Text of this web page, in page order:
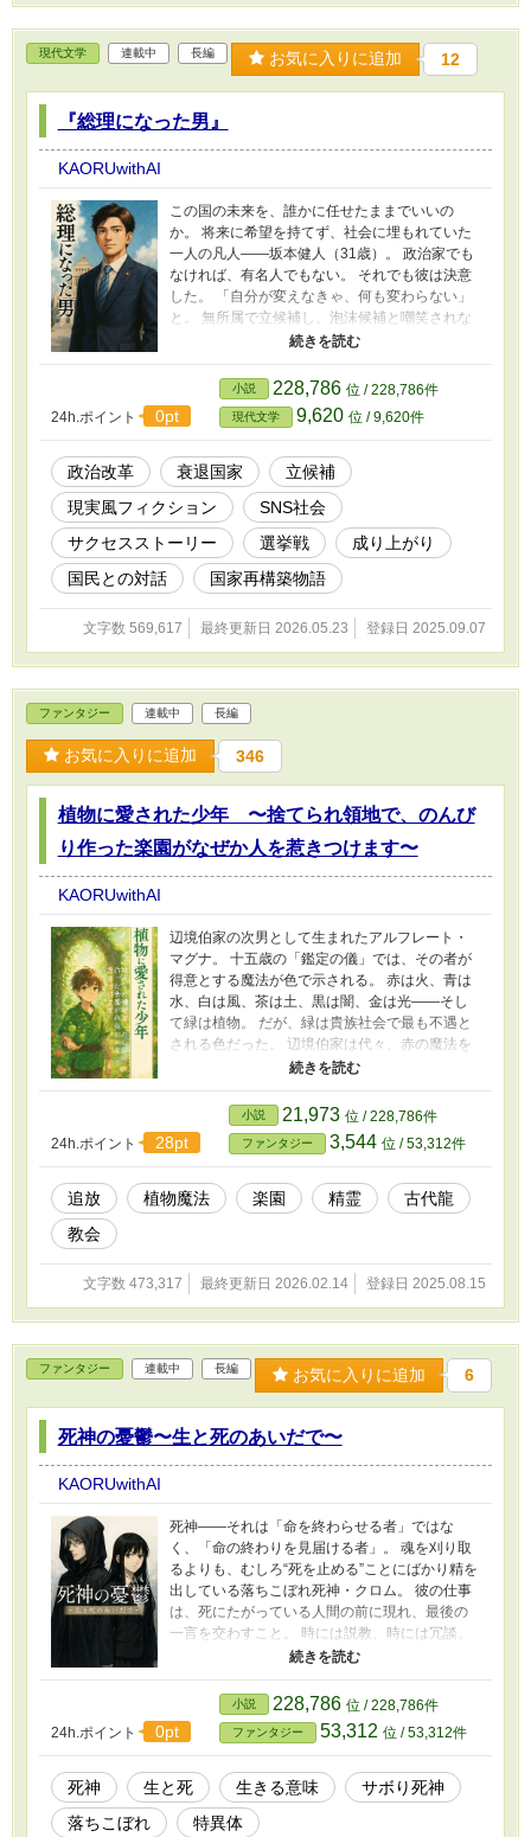
現代文学 連載中 長編 お気に入りに追加 12
『総理になった男』
KAORUwithAI
この国の未来を、誰かに任せたままでいいの
か。 将来に希望を持てず、社会に埋もれていた
一人の凡人――坂本健人（31歳）。 政治家でも
なければ、有名人でもない。 それでも彼は決意
した。 「自分が変えなきゃ、何も変わらない」
と。 無所属で立候補し、泡沫候補と嘲笑されな
がらも、 一つひとつの握手、一つひとつの言葉
界、動かぬ官僚、報道を操るメディア、利権に
群がる財界。 立ちはだかる巨大な壁に、彼は挑
む。 味方は、心を動かされた国民たち。 言葉と
覚悟だけを武器に、坂本健人は“凡人のまま”総理
へと駆け上がる――。 希望は、諦めなかった者
の手の中に生まれる。 すべての“変わらない”に
立ち向かう これは、「総理になった男」の物語
である。
24h.ポイント 0pt
小説 228,786 位 / 228,786件
現代文学 9,620 位 / 9,620件
政治改革 衰退国家
立候補
現実風フィクション
SNS社会
サクセスストーリー
選挙戦
成り上がり
国民との対話
国家再構築物語
文字数 569,617 最終更新日 2026.05.23 登録日 2025.09.07
ファンタジー 連載中 長編
お気に入りに追加 346
植物に愛された少年 〜捨てられ領地で、のんび
り作った楽園がなぜか人を惹きつけます〜
KAORUwithAI
辺境伯家の次男として生まれたアルフレート・
マグナ。 十五歳の「鑑定の儀」では、その者が
得意とする魔法が色で示される。 赤は火、青は
水、白は風、茶は土、黒は闇、金は光――そし
て緑は植物。 だが、緑は貴族社会で最も不遇と
される色だった。 辺境伯家は代々、赤の魔法を
操る家系として王家に忠義を尽くしてきた。 そ
んな家で、緑の子供が生まれることは、恥に等
しい。 「この領地をやる。あとは好きにしろ」
父から突きつけられたのは、作物も育たぬ“捨て
られ領地”だった。 事実上の追放。頼れる者も、
守る兵もいない。 しかし、アルフレートには確
かに力があった。 植物と心を通わせ、荒れ地を
蘇らせる力が。 静かに暮らすつもりで始めた再
つける楽園へと変わっていた――。 これは、不
やかなスローライフと静かな逆転の物語であ
る。
24h.ポイント 28pt
小説 21,973 位 / 228,786件
ファンタジー 3,544 位 / 53,312件
追放 植物魔法 楽園 精霊
古代龍
教会
文字数 473,317 最終更新日 2026.02.14 登録日 2025.08.15
ファンタジー 連載中 長編 お気に入りに追加 6
死神の憂鬱〜生と死のあいだで〜
KAORUwithAI
死神――それは「命を終わらせる者」ではな
く、「命の終わりを見届ける者」。 魂を刈り取
るよりも、むしろ“死を止める”ことにばかり精を
出している落ちこぼれ死神・クロム。 彼の仕事
は、死にたがっている人間の前に現れ、最後の
一言を交わすこと。 時には説教、時には冗談、
時には缶コーヒー片手に雑談。 「死ぬのはいつ
でもできる。生きるのは今しかない」――そん
な台詞を軽口で吐く、憂鬱で優しい死神の物
語。 現代社会に生きる“限界ぎりぎりの心”たち
を、少しだけ救うコメディ。 笑って、少し泣け
て、生きることが少しだけ楽になる。 死を見つ
めながら“生”を描く、優しすぎる死神のヒューマ
ンドラマ。
24h.ポイント 0pt
小説 228,786 位 / 228,786件
ファンタジー 53,312 位 / 53,312件
死神 生と死 生きる意味
サボり死神
落ちこぼれ
特異体